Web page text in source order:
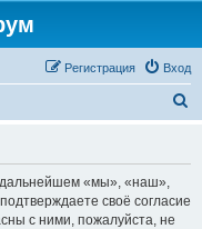
Вход
Регистрация
«мы», «наш»,
своё согласие
с ними, пожалуйста, не